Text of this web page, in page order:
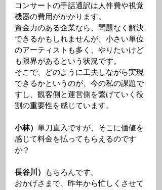
コンサートの手話通訳は人件費や視覚
機器の費用がかかります。
資金力のある企業なら、問題なく解決
できるかもしれませんが、小さい単位
のアーティストも多く、やりたいけど
も限界があるという状況です。
そこで、どのように工夫しながら実現
できるかというのが、今の私の課題で
すし、観客側と運営側を繋げていく役
割の重要性を感じています。
小林） 単刀直入ですが、そこに価値を
感じて料金を払ってもらえるのです
か？
長谷川） もちろんです。
おかげさまで、昨年から忙しくさせて